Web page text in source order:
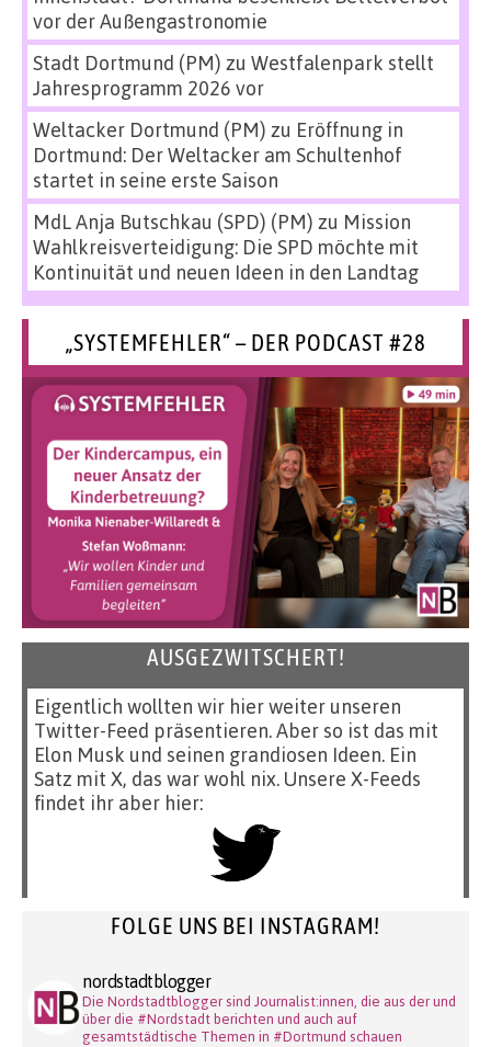
vor der Außengastronomie
Stadt Dortmund (PM) zu Westfalenpark stellt
Jahresprogramm 2026 vor
Weltacker Dortmund (PM) zu Eröffnung in
Dortmund: Der Weltacker am Schultenhof
startet in seine erste Saison
MdL Anja Butschkau (SPD) (PM) zu Mission
Wahlkreisverteidigung: Die SPD möchte mit
Kontinuität und neuen Ideen in den Landtag
„SYSTEMFEHLER“ – DER PODCAST #28
AUSGEZWITSCHERT!
Eigentlich wollten wir hier weiter unseren
Twitter-Feed präsentieren. Aber so ist das mit
Elon Musk und seinen grandiosen Ideen. Ein
Satz mit X, das war wohl nix. Unsere X-Feeds
findet ihr aber hier:
FOLGE UNS BEI INSTAGRAM!
nordstadtblogger
Die Nordstadtblogger sind Journalist:innen, die aus der und
über die #Nordstadt berichten und auch auf
gesamtstädtische Themen in #Dortmund schauen